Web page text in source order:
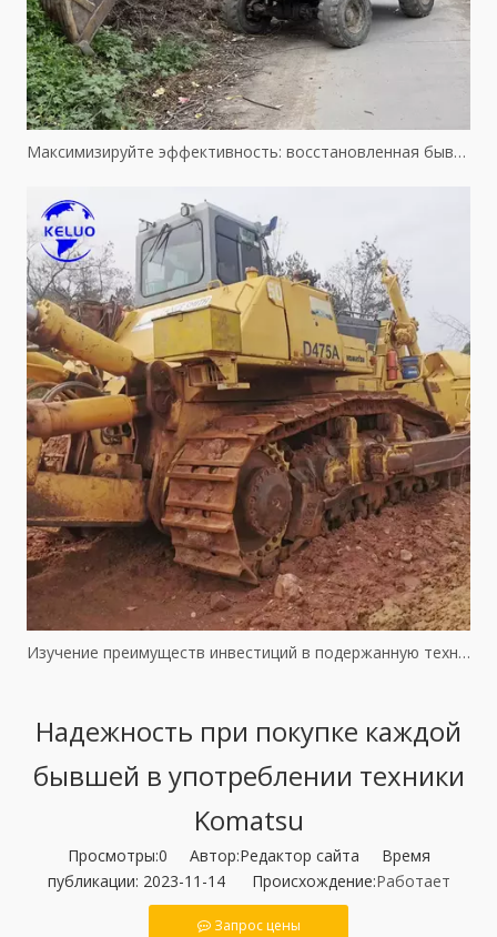
Максимизируйте эффективность: восстановленная бывшая в употреблении техника Caterpillar
Изучение преимуществ инвестиций в подержанную технику Komatsu
Надежность при покупке каждой
бывшей в употреблении техники
Komatsu
Просмотры:0 Автор:Pедактор сайта Время
публикации: 2023-11-14 Происхождение:Работает
Запрос цены